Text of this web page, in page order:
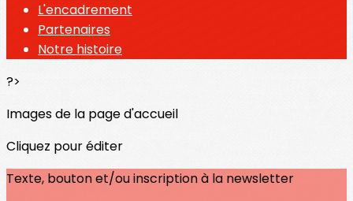
L'encadrement
Partenaires
Notre histoire
?>
Images de la page d'accueil
Cliquez pour éditer
Texte, bouton et/ou inscription à la newsletter